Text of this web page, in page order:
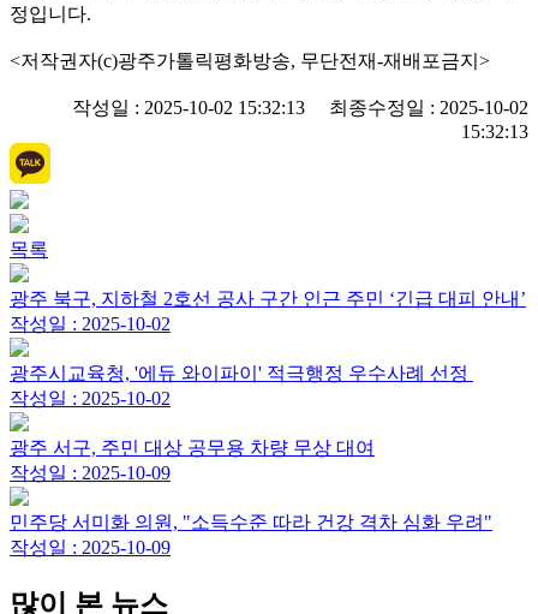
정입니다.
<저작권자(c)광주가톨릭평화방송, 무단전재-재배포금지>
작성일 : 2025-10-02 15:32:13 최종수정일 : 2025-10-02
15:32:13
목록
광주 북구, 지하철 2호선 공사 구간 인근 주민 ‘긴급 대피 안내’
작성일 : 2025-10-02
광주시교육청, '에듀 와이파이' 적극행정 우수사례 선정
작성일 : 2025-10-02
광주 서구, 주민 대상 공무용 차량 무상 대여
작성일 : 2025-10-09
민주당 서미화 의원, "소득수준 따라 건강 격차 심화 우려"
작성일 : 2025-10-09
많이 본 뉴스